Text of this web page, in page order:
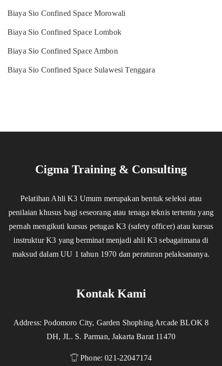
Biaya Sio Confined Space Morowali
Biaya Sio Confined Space Lombok
Biaya Sio Confined Space Ambon
Biaya Sio Confined Space Sulawesi Tenggara
Cigma Training & Consulting
Pelatihan Ahli K3 Umum merupakan bentuk seleksi atau
penilaian khusus bagi seseorang atau tenaga teknis tertentu yang
pernah mengikuti kursus petugas K3 (safety officer) atau kursus
instruktur K3 yang berminat menjadi ahli K3 sebagaimana di
maksud dalam UU 1 tahun 1970 dan peraturan pelaksananya.
Kontak Kami
Address: Podomoro City, Garden Shophing Arcade BLOK 8
DH, JL. S. Parman, Jakarta Barat 11470
Phone: 021-22047174